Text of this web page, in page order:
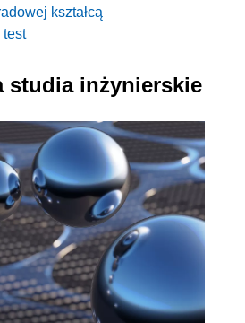
kształcą
test
studia inżynierskie